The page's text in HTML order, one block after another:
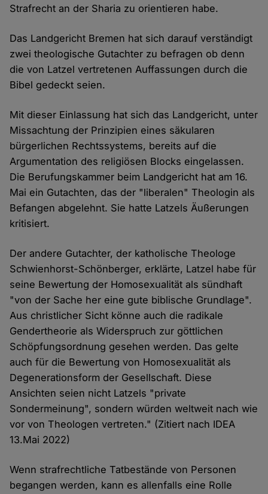
Strafrecht an der Sharia zu orientieren habe.
Das Landgericht Bremen hat sich darauf verständigt
zwei theologische Gutachter zu befragen ob denn
die von Latzel vertretenen Auffassungen durch die
Bibel gedeckt seien.
Mit dieser Einlassung hat sich das Landgericht, unter
Missachtung der Prinzipien eines säkularen
bürgerlichen Rechtssystems, bereits auf die
Argumentation des religiösen Blocks eingelassen.
Die Berufungskammer beim Landgericht hat am 16.
Mai ein Gutachten, das der "liberalen" Theologin als
Befangen abgelehnt. Sie hatte Latzels Äußerungen
kritisiert.
Der andere Gutachter, der katholische Theologe
Schwienhorst-Schönberger, erklärte, Latzel habe für
seine Bewertung der Homosexualität als sündhaft
"von der Sache her eine gute biblische Grundlage".
Aus christlicher Sicht könne auch die radikale
Gendertheorie als Widerspruch zur göttlichen
Schöpfungsordnung gesehen werden. Das gelte
auch für die Bewertung von Homosexualität als
Degenerationsform der Gesellschaft. Diese
Ansichten seien nicht Latzels "private
Sondermeinung", sondern würden weltweit nach wie
vor von Theologen vertreten." (Zitiert nach IDEA
13.Mai 2022)
Wenn strafrechtliche Tatbestände von Personen
begangen werden, kann es allenfalls eine Rolle